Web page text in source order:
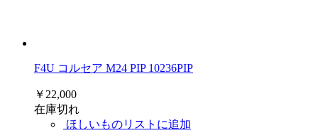
F4U コルセア M24 PIP 10236PIP
￥22,000
在庫切れ
ほしいものリストに追加